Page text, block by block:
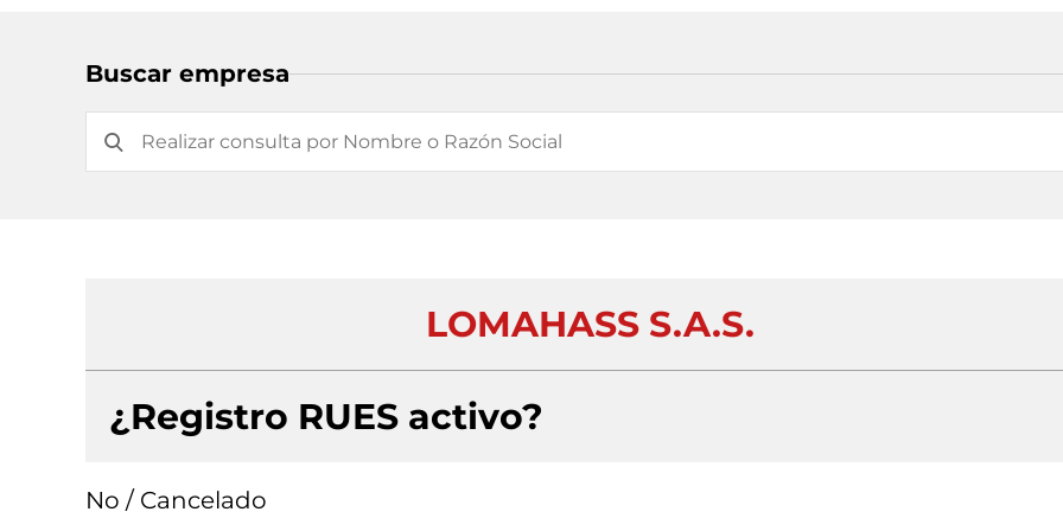
Buscar empresa
LOMAHASS S.A.S.
¿Registro RUES activo?
No / Cancelado